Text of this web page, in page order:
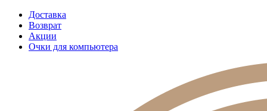
Доставка
Возврат
Акции
Очки для компьютера